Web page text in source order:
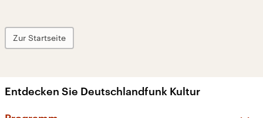
Zur Startseite
Entdecken Sie Deutschlandfunk Kultur